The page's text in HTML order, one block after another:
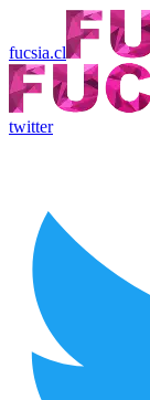
fucsia.cl
twitter